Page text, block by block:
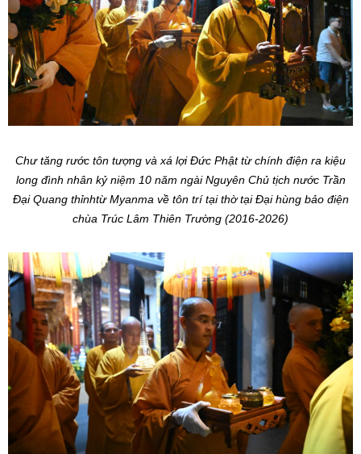
Chư tăng rước tôn tượng và xá lợi Đức Phật từ chính điện ra kiệu
long đình nhân kỷ niệm 10 năm ngài Nguyên Chủ tịch nước Trần
Đại Quang thỉnhtừ Myanma về tôn trí tại thờ tại Đại hùng bảo điện
chùa Trúc Lâm Thiên Trường (2016-2026)